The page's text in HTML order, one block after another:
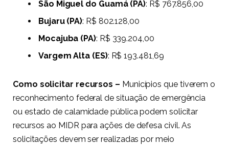
São Miguel do Guamá (PA): R$ 767.856,00
Bujaru (PA): R$ 802.128,00
Mocajuba (PA): R$ 339.204,00
Vargem Alta (ES): R$ 193.481,69
Como solicitar recursos – Municípios que tiverem o
reconhecimento federal de situação de emergência
ou estado de calamidade pública podem solicitar
recursos ao MIDR para ações de defesa civil. As
solicitações devem ser realizadas por meio